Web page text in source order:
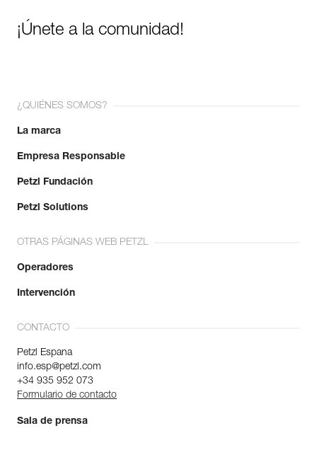
¡Únete a la comunidad!
¿QUIÉNES SOMOS?
La marca
Empresa Responsable
Petzl Fundación
Petzl Solutions
OTRAS PÁGINAS WEB PETZL
Operadores
Intervención
CONTACTO
Petzl Espana
info.esp@petzl.com
+34 935 952 073
Formulario de contacto
Sala de prensa